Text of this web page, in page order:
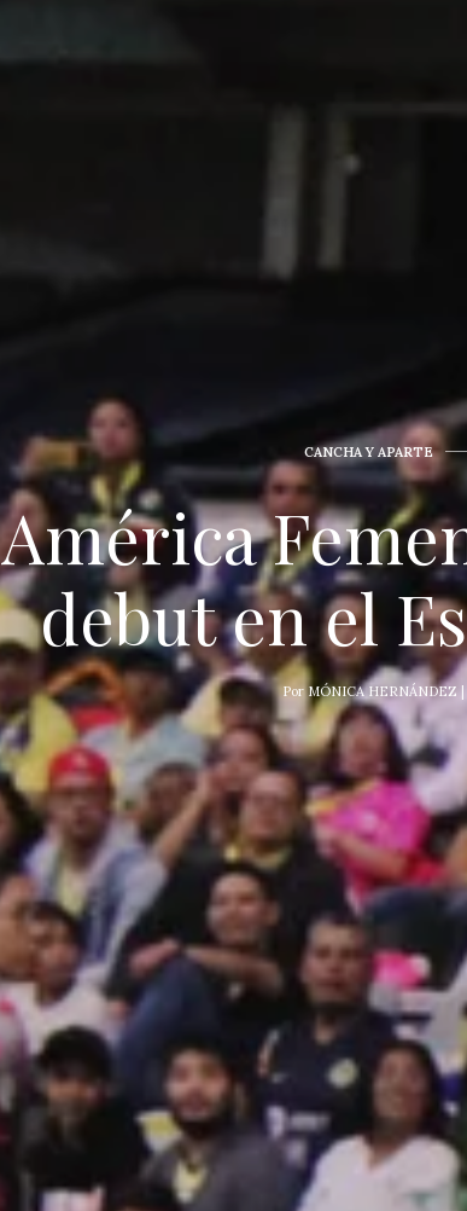
CANCHA Y APARTE
América
debut en el
Por MÓNICA HERNÁNDEZ